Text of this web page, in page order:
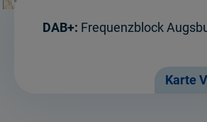
DAB+: Frequenzblock
Karte